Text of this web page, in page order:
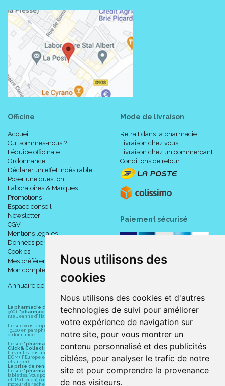
Nous utilisons des
cookies
Nous utilisons des cookies et d'autres
technologies de suivi pour améliorer
votre expérience de navigation sur
notre site, pour vous montrer un
contenu personnalisé et des publicités
ciblées, pour analyser le trafic de notre
site et pour comprendre la provenance
de nos visiteurs.
Officine
Accueil
Qui sommes-nous ?
L’équipe officinale
Ordonnance
Déclarer un effet indésirable
Poser une question
Laboratoires & Marques
Promotions
Espace conseil
Newsletter
CGV
Mentions légales
Données personnelles
Cookies
Mes préférences Cookies
Mon compte
Annuaire des pharmacies
Mode de livraison
Retrait dans la pharmacie
Livraison chez vous
Livraison chez un commerçant
Conditions de retour
Paiement sécurisé
La pharmacie du centre à Albert (80300) est une pharmacie française certifiée ISO
9001. "pharmacie-du-centre-albert.fr "est le site internet de la pharmacie du centre
rue Jeanne d' Harcourt, 80300 Albert.
Le site vous propose un large choix de plus de 11000 références, au prix les plus bas possible
: 9400 en parapharmacie, animaux, orthopédie, matériel médical. 1700 en médicaments sans
ordonnance.
Le site "pharmacie-du-centre-albert.fr" vous propose les service suivants :
Click & Collect (retrait gratuit dans la pharmacie).
La vente à distance chez vous et/ou chez un commerçant sur la France (Andorre, Monaco et
DOM), l' Europe et le monde entier (livraison assuré par Colissimo et ses partenaires à l'
étranger).
La prise de rendez-vous.
Le site "pharmacie-du-centre-albert.fr"est également disponible pour vos smartphones et
tablettes. Vous pouvez télécharger gratuitement l' application sur l' AppStore (pour iPhone, iPad
et iPod touch), ou sur Google Play (pour Androïd 5.0 ou version ultérieure) en tapant dans le
moteur de recherche d' application : " Albert Pharma" ou "Pharmacie du Centre Albert".